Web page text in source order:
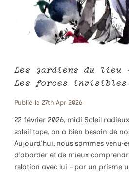
Les gardiens du
Les forces invisibles
Publié le 27th Apr 2026
22 février 2026, midi Soleil
soleil tape, on a bien besoin de
Aujourd'hui, nous sommes
d'aborder et de mieux
relation avec lui – par un prisme